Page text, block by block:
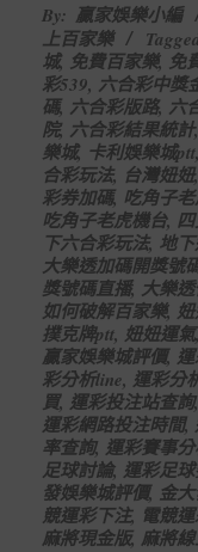
03-
22
By: 贏家娛樂小編
上百家樂
城, 免費百家樂, 免
彩539, 六合彩中獎
碼, 六合彩版路, 六
院, 六合彩結果統計,
樂城, 卡利娛樂城ptt,
合彩玩法, 台灣妞妞,
彩券加碼, 吃角子
吃角子老虎機台,
下六合彩玩法, 地
大樂透加碼開獎號
獎號碼直播, 大樂
如何破解百家樂,
撲克牌ptt, 妞妞運氣,
贏家娛樂城評價,
彩分析line, 運彩分
買, 運彩投注站查詢,
運彩網路投注時間,
率查詢, 運彩賽事
足球討論, 運彩足
發娛樂城評價, 金
競運彩下注, 電競
麻將現金版, 麻將